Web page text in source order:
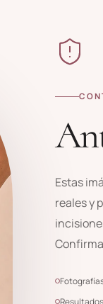
Estas
reales y